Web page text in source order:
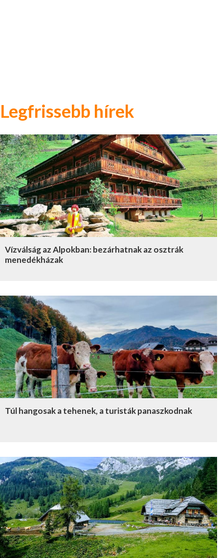
Legfrissebb hírek
Vízválság az Alpokban: bezárhatnak az osztrák
menedékházak
Túl hangosak a tehenek, a turisták panaszkodnak